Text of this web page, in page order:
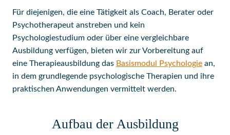
Für diejenigen, die eine Tätigkeit als Coach, Berater oder
Psychotherapeut anstreben und kein
Psychologiestudium oder über eine vergleichbare
Ausbildung verfügen, bieten wir zur Vorbereitung auf
eine Therapieausbildung das Basismodul Psychologie an,
in dem grundlegende psychologische Therapien und ihre
praktischen Anwendungen vermittelt werden.
Aufbau der Ausbildung